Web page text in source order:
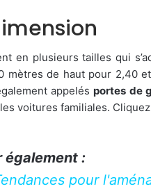
en plusieurs tailles qui
mètres de haut pour 2,40
appelés portes de
voitures familiales.
également :
pour